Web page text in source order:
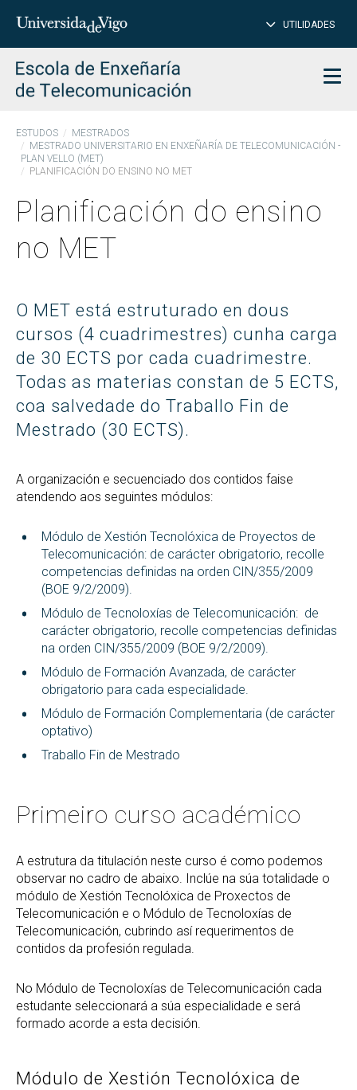
Introduce
para
buscar
UTILIDADES
ESTUDOS
MESTRADOS
MESTRADO UNIVERSITARIO EN ENXEÑARÍA DE TELECOMUNICACIÓN -
PLAN VELLO (MET)
PLANIFICACIÓN DO ENSINO NO MET
Planificación do ensino
no MET
O MET está estruturado en dous
cursos (4 cuadrimestres) cunha carga
de 30 ECTS por cada cuadrimestre.
Todas as materias constan de 5 ECTS,
coa salvedade do Traballo Fin de
Mestrado (30 ECTS).
A organización e secuenciado dos contidos faise
atendendo aos seguintes módulos:
Módulo de Xestión Tecnolóxica de Proyectos de
Telecomunicación: de carácter obrigatorio, recolle
competencias definidas na orden CIN/355/2009
(BOE 9/2/2009).
Módulo de Tecnoloxías de Telecomunicación: de
carácter obrigatorio, recolle competencias definidas
na orden CIN/355/2009 (BOE 9/2/2009).
Módulo de Formación Avanzada, de carácter
obrigatorio para cada especialidade.
Módulo de Formación Complementaria (de carácter
optativo)
Traballo Fin de Mestrado
Primeiro curso académico
A estrutura da titulación neste curso é como podemos
observar no cadro de abaixo. Inclúe na súa totalidade o
módulo de Xestión Tecnolóxica de Proxectos de
Telecomunicación e o Módulo de Tecnoloxías de
Telecomunicación, cubrindo así requerimentos de
contidos da profesión regulada.
No Módulo de Tecnoloxías de Telecomunicación cada
estudante seleccionará a súa especialidade e será
formado acorde a esta decisión.
Módulo de Xestión Tecnolóxica de